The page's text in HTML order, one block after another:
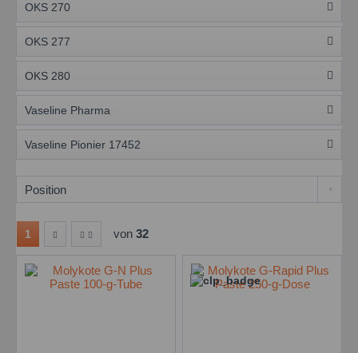
OKS 270
OKS 277
OKS 280
Vaseline Pharma
Vaseline Pionier 17452
1 von 32